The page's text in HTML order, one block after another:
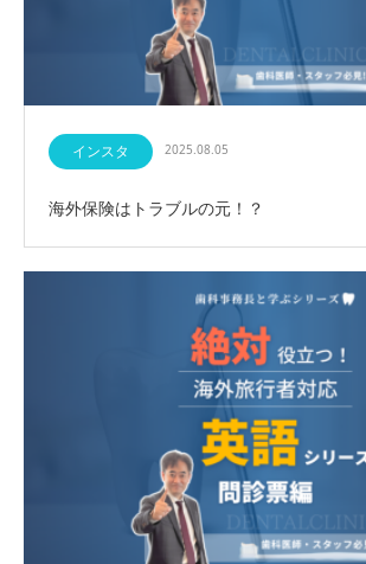
インスタ 2025.08.05
海外保険はトラブルの元！？